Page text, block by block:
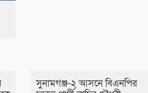
সুনামগঞ্জ-২ আসনে বিএনপির